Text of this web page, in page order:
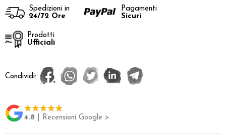
Spedizioni in
24/72 Ore
Pagamenti
Sicuri
Prodotti
Ufficiali
Condividi:
4.8 | Recensioni Google >